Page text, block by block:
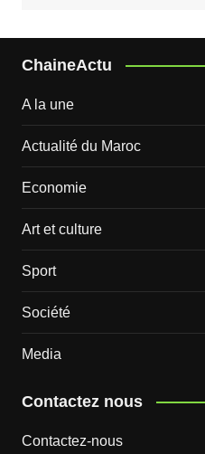
ChaineActu
A la une
Actualité du Maroc
Economie
Art et culture
Sport
Société
Media
Contactez nous
Contactez-nous